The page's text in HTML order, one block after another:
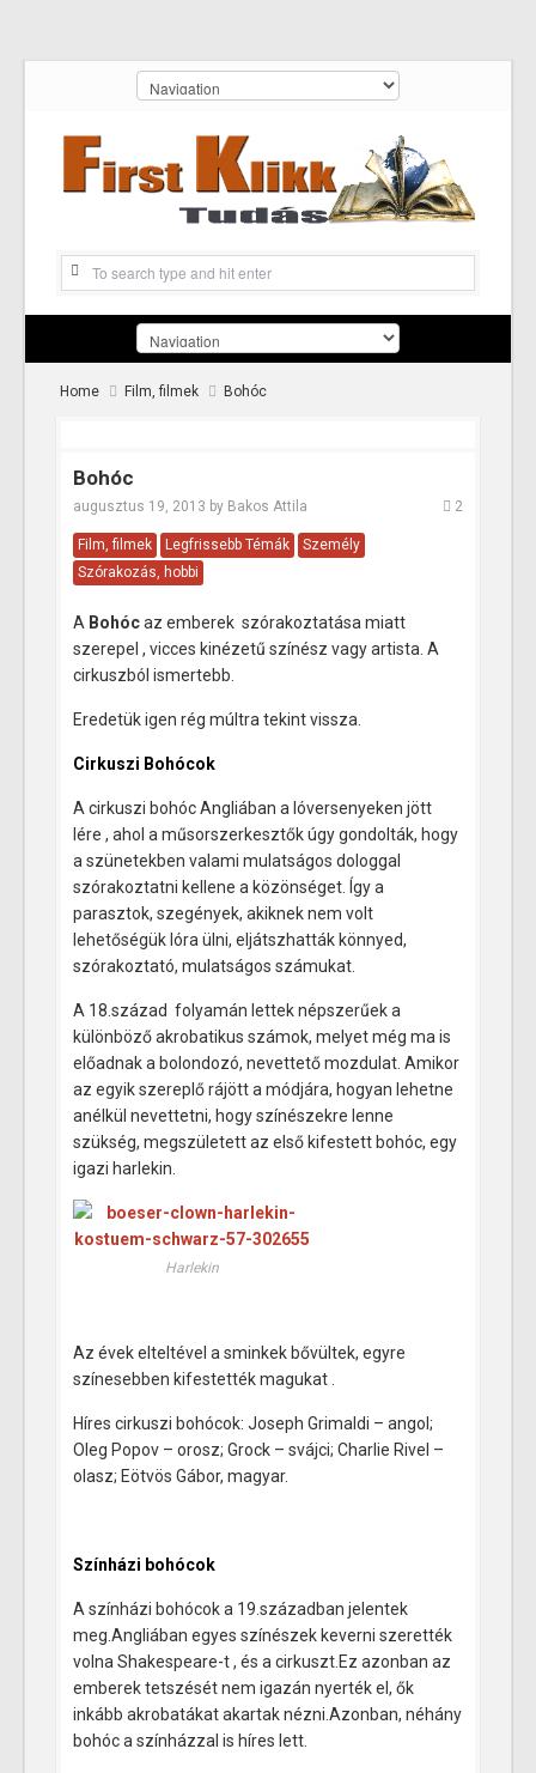
Home Film, filmek Bohóc
Bohóc
augusztus 19, 2013 by Bakos Attila 2
Film, filmek Legfrissebb Témák
Személy
Szórakozás, hobbi
A Bohócaz emberek szórakoztatása miatt
szerepel , vicces kinézetű színész vagy artista. A
cirkuszból ismertebb.
Eredetük igen rég múltra tekint vissza.
Cirkuszi Bohócok
A cirkuszi bohóc Angliában a lóversenyeken jött
lére , ahol a műsorszerkesztők úgy gondolták, hogy
a szünetekben valami mulatságos dologgal
szórakoztatni kellene a közönséget. Így a
parasztok, szegények, akiknek nem volt
lehetőségük lóra ülni, eljátszhatták könnyed,
szórakoztató, mulatságos számukat.
A 18.század folyamán lettek népszerűek a
különböző akrobatikus számok, melyet még ma is
előadnak a bolondozó, nevettető mozdulat. Amikor
az egyik szereplő rájött a módjára, hogyan lehetne
anélkül nevettetni, hogy színészekre lenne
szükség, megszületett az első kifestett bohóc, egy
igazi harlekin.
Harlekin
Az évek elteltével a sminkek bővültek, egyre
színesebben kifestették magukat .
Híres cirkuszi bohócok: Joseph Grimaldi – angol;
Oleg Popov – orosz; Grock – svájci; Charlie Rivel –
olasz; Eötvös Gábor, magyar.
Színházi bohócok
A színházi bohócok a 19.században jelentek
meg.Angliában egyes színészek keverni szerették
volna Shakespeare-t , és a cirkuszt.Ez azonban az
emberek tetszését nem igazán nyerték el, ők
inkább akrobatákat akartak nézni.Azonban, néhány
bohóc a színházzal is híres lett.